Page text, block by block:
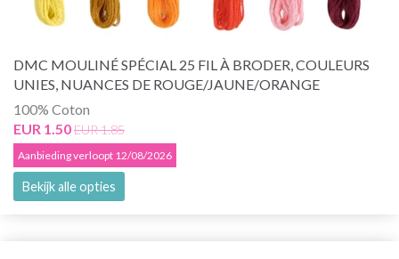
DMC MOULINÉ SPÉCIAL 25 FIL À BRODER, COULEURS
UNIES, NUANCES DE ROUGE/JAUNE/ORANGE
100% Coton
EUR 1.50EUR 1.85
Aanbieding verloopt 12/08/2026
Bekijk alle opties